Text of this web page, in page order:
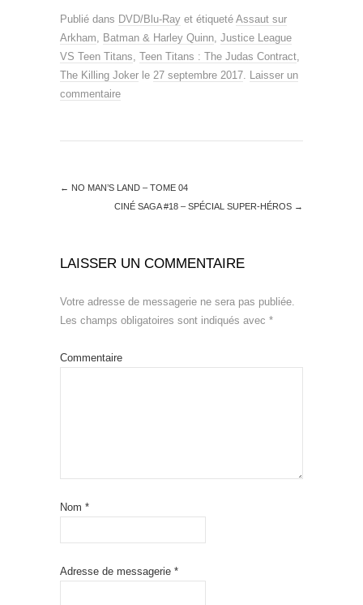
Publié dans DVD/Blu-Ray et étiqueté Assaut sur
Arkham, Batman & Harley Quinn, Justice League
VS Teen Titans, Teen Titans : The Judas Contract,
The Killing Joker le 27 septembre 2017. Laisser un
commentaire
← NO MAN’S LAND – TOME 04
CINÉ SAGA #18 – SPÉCIAL SUPER-HÉROS →
LAISSER UN COMMENTAIRE
Votre adresse de messagerie ne sera pas publiée.
Les champs obligatoires sont indiqués avec *
Commentaire
Nom *
Adresse de messagerie *